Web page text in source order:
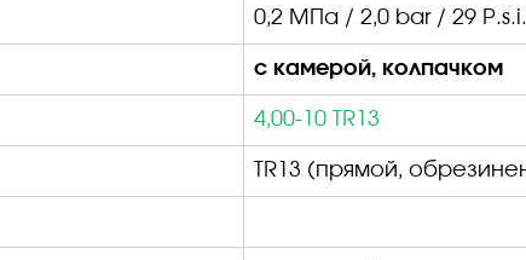
0,2 МПа / 2,0 bar/ 29 P.s.i.
с камерой, колпачком
4,00-10 TR13
TR 13 (прямой,